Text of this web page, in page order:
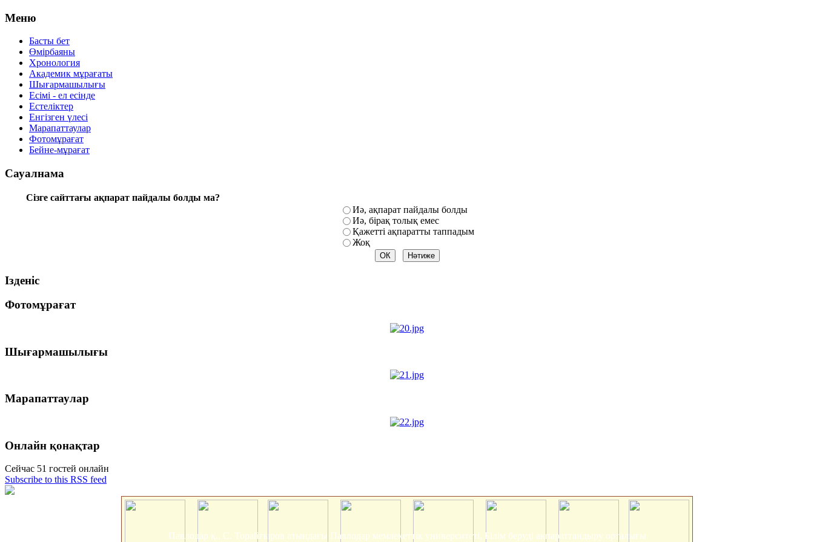
Меню
Басты бет
Өмірбаяны
Хронология
Aкадемик мұрағаты
Шығармашылығы
Есімі - ел есінде
Естеліктер
Енгізген үлесі
Марапаттаулар
Фотомұрағат
Бейне-мұрағат
Сауалнама
Сізге сайттағы ақпарат пайдалы болды ма?
Иә, ақпарат пайдалы болды
Иә, бірақ толық емес
Қажетті ақпаратты таппадым
Жоқ
Ізденіс
Фотомұрағат
Шығармашылығы
Марапаттаулар
Онлайн қонақтар
Сейчас 51 гостей онлайн
Subscribe to this RSS feed
Павлодар қ., С. Торайғыров атындағы Павлодар мемлекеттік университеті, Білім беруді ақпараттандыру орталығы